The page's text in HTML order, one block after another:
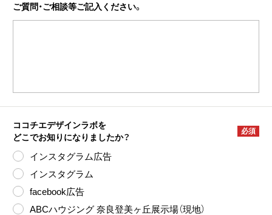
ご質問・ご相談等ご記入ください。
ココチエデザインラボを
どこでお知りになりましたか？
必須
インスタグラム広告
インスタグラム
facebook広告
ABCハウジング 奈良登美ヶ丘展示場（現地）